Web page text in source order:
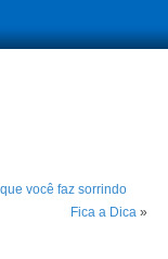
você faz sorrindo
Fica a Dica»